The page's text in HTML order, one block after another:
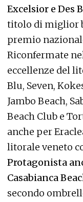
Excelsior e Des
titolo di miglior
premio
Riconfermate
eccellenze del
Blu, Seven,
Jambo Beach,
Beach Club e
anche per
litorale veneto
Protagonista
Casabianca
secondo